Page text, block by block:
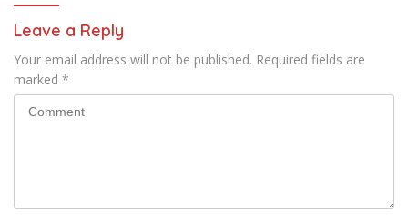
Leave a Reply
Your email address will not be published. Required fields are
marked *